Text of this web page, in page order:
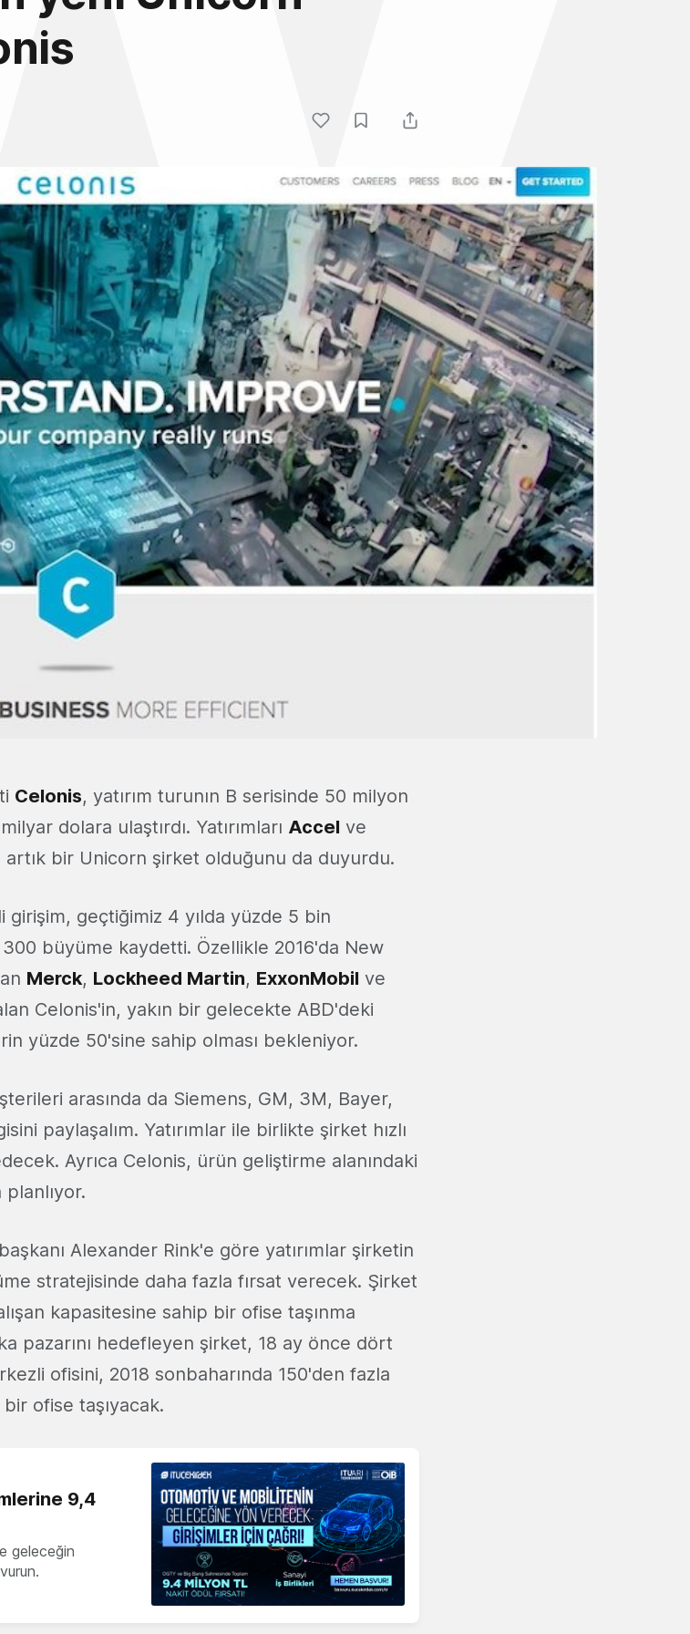
Celonis, yatırım turunın B serisinde 50 milyon
dolara ulaştırdı. Yatırımları Accel ve
artık bir Unicorn şirket olduğunu da duyurdu.
geçtiğimiz 4 yılda yüzde 5 bin
büyüme kaydetti. Özellikle 2016'da New
Merck, Lockheed Martin, ExxonMobil ve
Celonis'in, yakın bir gelecekte ABD'deki
yüzde 50'sine sahip olması bekleniyor.
arasında da Siemens, GM, 3M, Bayer,
paylaşalım. Yatırımlar ile birlikte şirket hızlı
Ayrıca Celonis, ürün geliştirme alanındaki
planlıyor.
Alexander Rink'e göre yatırımlar şirketin
stratejisinde daha fazla fırsat verecek. Şirket
kapasitesine sahip bir ofise taşınma
pazarını hedefleyen şirket, 18 ay önce dört
ofisini, 2018 sonbaharında 150'den fazla
ofise taşıyacak.
9,4
geleceğin